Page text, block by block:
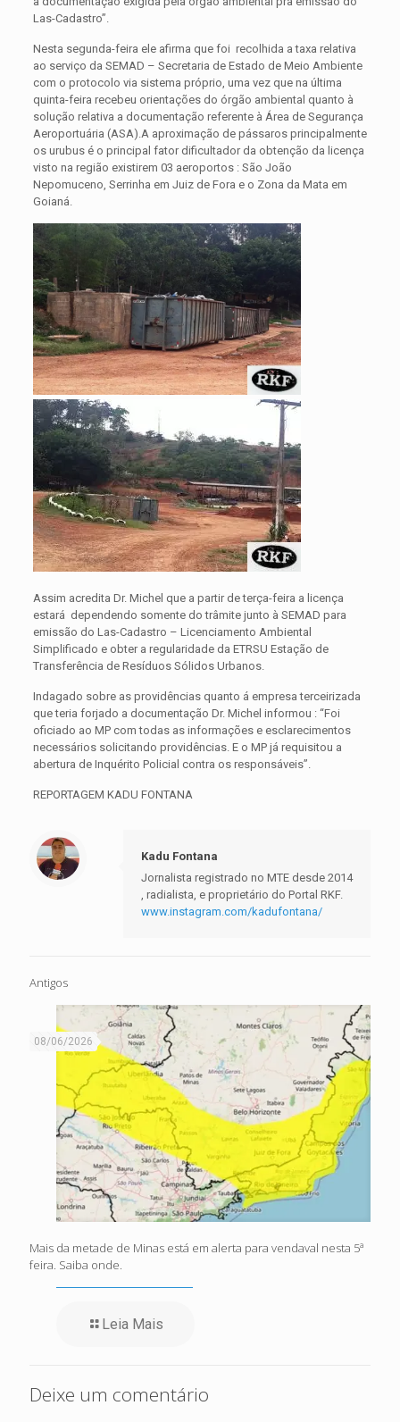
Las-Cadastro”.
Nesta segunda-feira ele afirma que foi recolhida a taxa relativa
ao serviço da SEMAD – Secretaria de Estado de Meio Ambiente
com o protocolo via sistema próprio, uma vez que na última
quinta-feira recebeu orientações do órgão ambiental quanto à
solução relativa a documentação referente à Área de Segurança
Aeroportuária (ASA).A aproximação de pássaros principalmente
os urubus é o principal fator dificultador da obtenção da licença
visto na região existirem 03 aeroportos : São João
Nepomuceno, Serrinha em Juiz de Fora e o Zona da Mata em
Goianá.
Assim acredita Dr. Michel que a partir de terça-feira a licença
estará dependendo somente do trâmite junto à SEMAD para
emissão do Las-Cadastro – Licenciamento Ambiental
Simplificado e obter a regularidade da ETRSU Estação de
Transferência de Resíduos Sólidos Urbanos.
Indagado sobre as providências quanto á empresa terceirizada
que teria forjado a documentação Dr. Michel informou : “Foi
oficiado ao MP com todas as informações e esclarecimentos
necessários solicitando providências. E o MP já requisitou a
abertura de Inquérito Policial contra os responsáveis”.
REPORTAGEM KADU FONTANA
Kadu Fontana
Jornalista registrado no MTE desde 2014
, radialista, e proprietário do Portal RKF.
www.instagram.com/kadufontana/
Antigos
08/06/2026
Mais da metade de Minas está em alerta para vendaval nesta 5ª
feira. Saiba onde.
Leia Mais
Deixe um comentário